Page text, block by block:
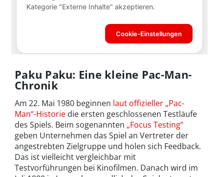
Paku Paku: Eine kleine Pac-Man-
Chronik
Am 22. Mai 1980 beginnen laut offizieller „Pac-
Man“-Historie die ersten geschlossenen Testläufe
des Spiels. Beim sogenannten „Focus Testing“
geben Unternehmen das Spiel an Vertreter der
angestrebten Zielgruppe und holen sich Feedback.
Das ist vielleicht vergleichbar mit
Testvorführungen bei Kinofilmen. Danach wird im